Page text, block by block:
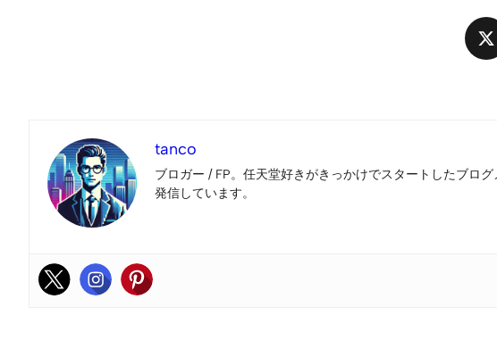
tanco
ブロガー / FP。任天堂好きがきっかけでスタートしたブロ
発信しています。